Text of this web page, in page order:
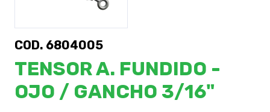
COD. 6804005
TENSOR A. FUNDIDO -
OJO / GANCHO 3/16"